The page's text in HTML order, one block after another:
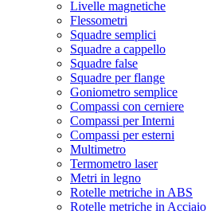
Livelle magnetiche
Flessometri
Squadre semplici
Squadre a cappello
Squadre false
Squadre per flange
Goniometro semplice
Compassi con cerniere
Compassi per Interni
Compassi per esterni
Multimetro
Termometro laser
Metri in legno
Rotelle metriche in ABS
Rotelle metriche in Acciaio